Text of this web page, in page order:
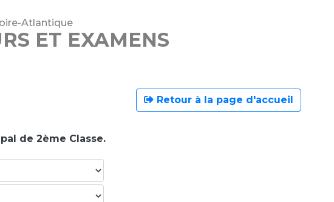
Atlantique
ET EXAMENS
Retour à la page d'accueil
de 2ème Classe.